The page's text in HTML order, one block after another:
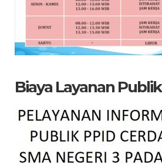
Biaya Layanan Publik